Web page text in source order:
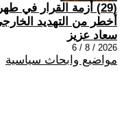
(29) أزمة القرار في
أخطر من التهديد
سعاد عزيز
2026 / 8 / 6
مواضيع وابحاث سياسية